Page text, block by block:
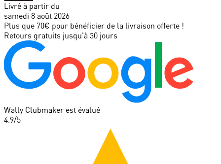
Livré à partir du
samedi 8 août 2026
Plus que 70€ pour bénéficier de la livraison offerte !
Retours gratuits jusqu'à 30 jours
Wally Clubmaker est évalué
4.9/5